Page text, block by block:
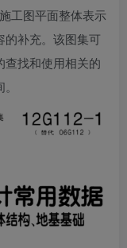
工图平面整体表示
的补充。该图集可
查找和使用相关的